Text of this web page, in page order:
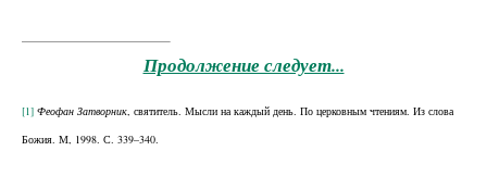
Продолжение следует...
[1] Феофан Затворник , святитель. Мысли на каждый день. По церковным чтениям. Из слова
Божия. М, 1998. С. 339–340.